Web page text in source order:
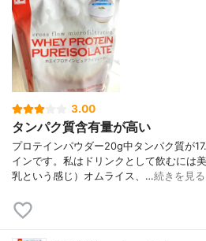
3.00
タンパク質含有量が高い
プロテインパウダー20g中タンパク質が
インです。私はドリンクとして飲むには
乳という感じ）オムライス、…続きを見る